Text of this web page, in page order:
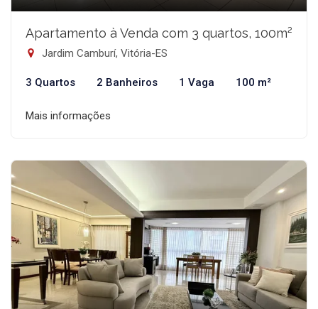
Apartamento à Venda com 3 quartos, 100m²
Jardim Camburí, Vitória-ES
3 Quartos 2 Banheiros 1 Vaga 100 m²
Mais informações